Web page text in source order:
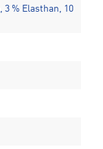
3 % Elasthan, 10